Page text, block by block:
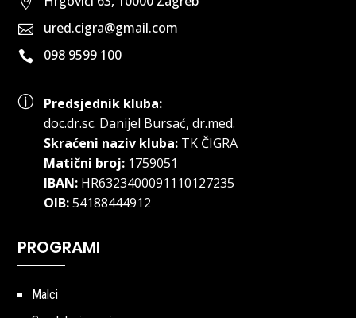
 ured.cigra@gmail.com
 098 9599 100
p
Predsjednik kluba:
doc.dr.sc. Danijel Bursać, dr.med.
Skraćeni naziv kluba:TK ČIGRA
Matični broj:1759051
IBAN:HR6323400091110127235
OIB:54188444912
PROGRAMI
Malci